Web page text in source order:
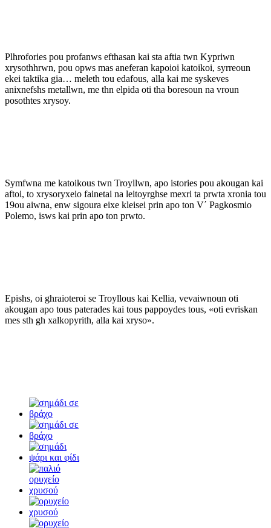
Plhrofories pou profanws efthasan kai sta aftia twn Kypriwn
xrysothhrwn, pou opws mas aneferan kapoioi katoikoi, syrreoun
ekei taktika gia… meleth tou edafous, alla kai me syskeves
anixnefshs metallwn, me thn elpida oti tha boresoun na vroun
posothtes xrysoy.
Symfwna me katoikous twn Troyllwn, apo istories pou akougan kai
aftoi, to xrysoryxeio fainetai na leitoyrghse mexri ta prwta xronia tou
19ou aiwna, enw sigoura eixe kleisei prin apo ton V΄ Pagkosmio
Polemo, isws kai prin apo ton prwto.
Epishs, oi ghraioteroi se Troyllous kai Kellia, vevaiwnoun oti
akougan apo tous paterades kai tous pappoydes tous, «oti evriskan
mes sth gh xalkopyrith, alla kai xryso».